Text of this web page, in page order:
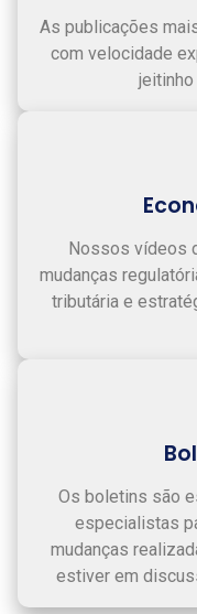
+ de 80h de
em vídeo gratuito
Áreas Especiais com
conteúdo exclusivo
Sistema de
sem custo para
suporte
As publicações
com velocidade
jeitinho
Nossos vídeos
mudanças
tributária e
Os boletins são
especialistas
mudanças
estiver em